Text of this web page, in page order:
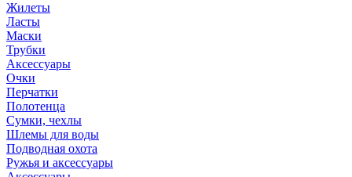
Жилеты
Ласты
Маски
Трубки
Аксессуары
Очки
Перчатки
Полотенца
Сумки, чехлы
Шлемы для воды
Подводная охота
Ружья и аксессуары